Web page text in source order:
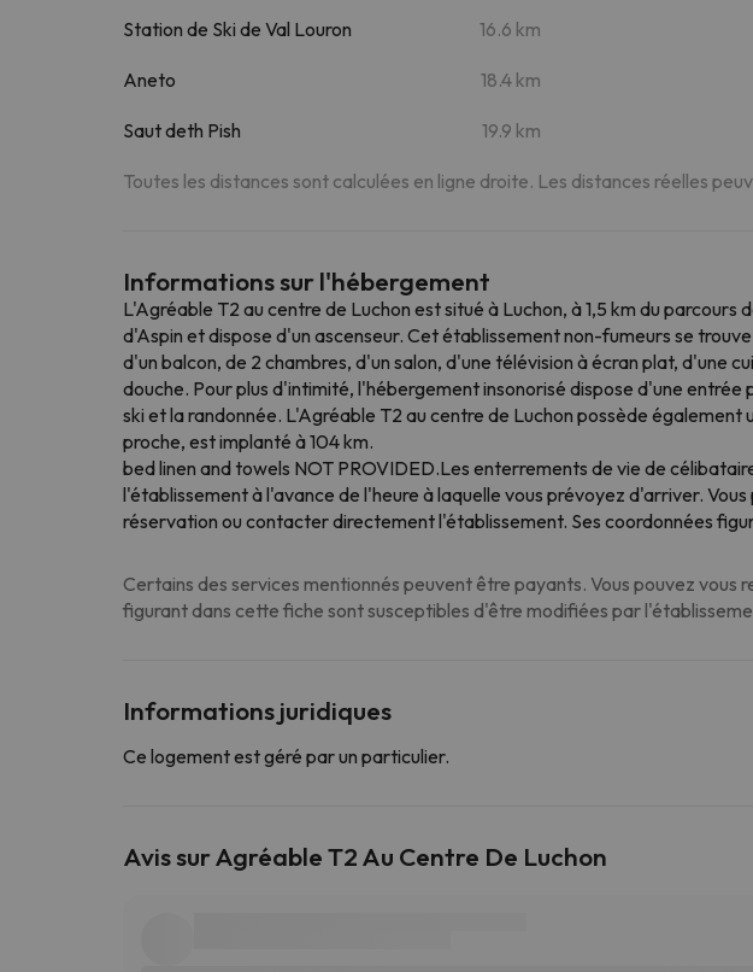
Station de Ski de Val Louron 16.6 km
Aneto 18.4 km
Saut deth Pish 19.9 km
Toutes les distances sont calculées en ligne droite. Les distances réelles
Informations sur l'hébergement
L'Agréable T2 au centre de Luchon est situé à Luchon, à 1,5 km du
d'Aspin et dispose d'un ascenseur. Cet établissement non-fumeurs se
d'un balcon, de 2 chambres, d'un salon, d'une télévision à écran plat, d'une
douche. Pour plus d'intimité, l'hébergement insonorisé dispose d'une
ski et la randonnée. L'Agréable T2 au centre de Luchon possède
proche, est implanté à 104 km.
bed linen and towels NOT PROVIDED.Les enterrements de vie de
l'établissement à l'avance de l'heure à laquelle vous prévoyez d'arriver.
réservation ou contacter directement l'établissement. Ses coordonnées
Certains des services mentionnés peuvent être payants. Vous pouvez
figurant dans cette fiche sont susceptibles d'être modifiées par
Informations juridiques
Ce logement est géré par un particulier.
Avis sur Agréable T2 Au Centre De Luchon